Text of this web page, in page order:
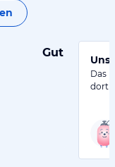
Gut
Das
dort